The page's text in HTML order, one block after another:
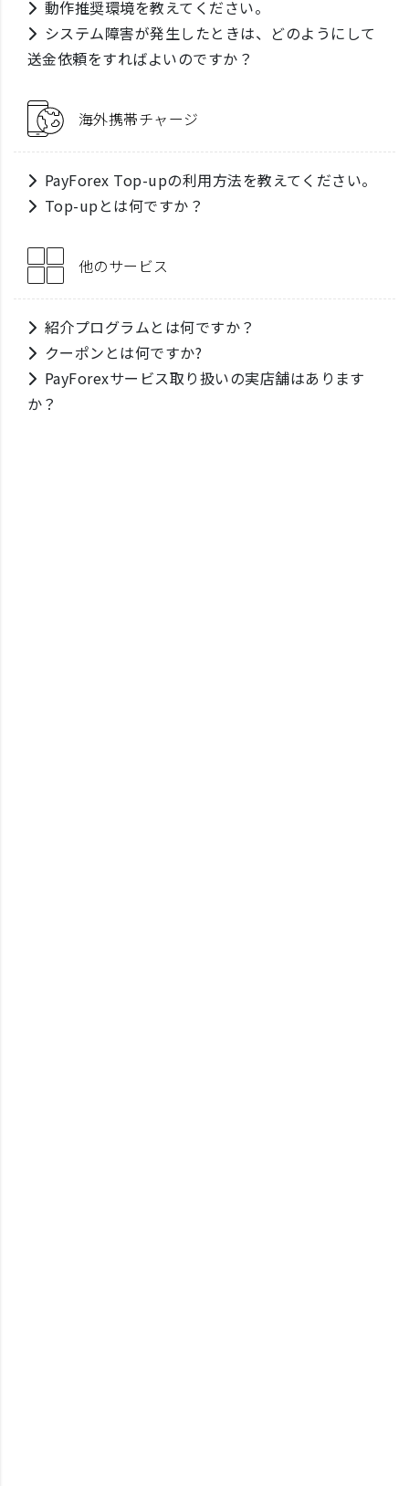
動作推奨環境を教えてください。
システム障害が発生したときは、どのようにして
送金依頼をすればよいのですか？
海外携帯チャージ
PayForex Top-upの利用方法を教えてください。
Top-upとは何ですか？
他のサービス
紹介プログラムとは何ですか？
クーポンとは何ですか?
PayForexサービス取り扱いの実店舗はあります
か？